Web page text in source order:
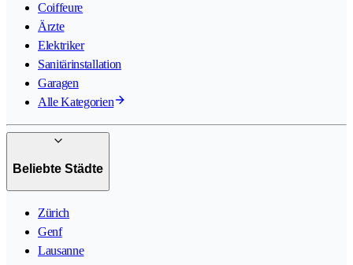
Coiffeure
Ärzte
Elektriker
Sanitärinstallation
Garagen
Alle Kategorien
Beliebte Städte
Zürich
Genf
Lausanne